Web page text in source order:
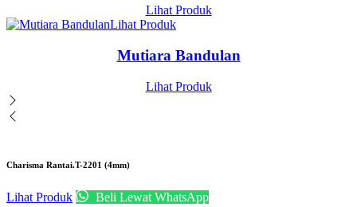
Lihat Produk
Lihat Produk
Mutiara Bandulan
Lihat Produk
Charisma Rantai.T-2201 (4mm)
Lihat Produk Beli Lewat WhatsApp